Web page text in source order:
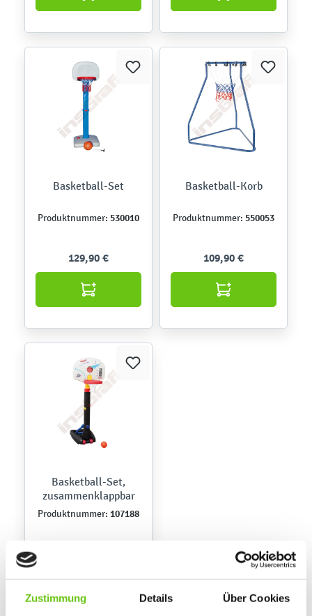
Zustimmung Details Über Cookies
Basketball-Set
Produktnummer: 530010
129,90 €
Basketball-Korb
Produktnummer: 550053
109,90 €
Basketball-Set,
zusammenklappbar
Produktnummer: 107188